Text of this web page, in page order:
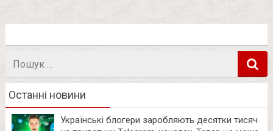
Останні новини
Українські блогери заробляють десятки тисяч